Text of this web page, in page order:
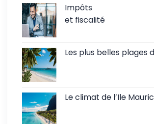
Impôts
et fiscalité
Les plus belles plages
Le climat de l’Ile